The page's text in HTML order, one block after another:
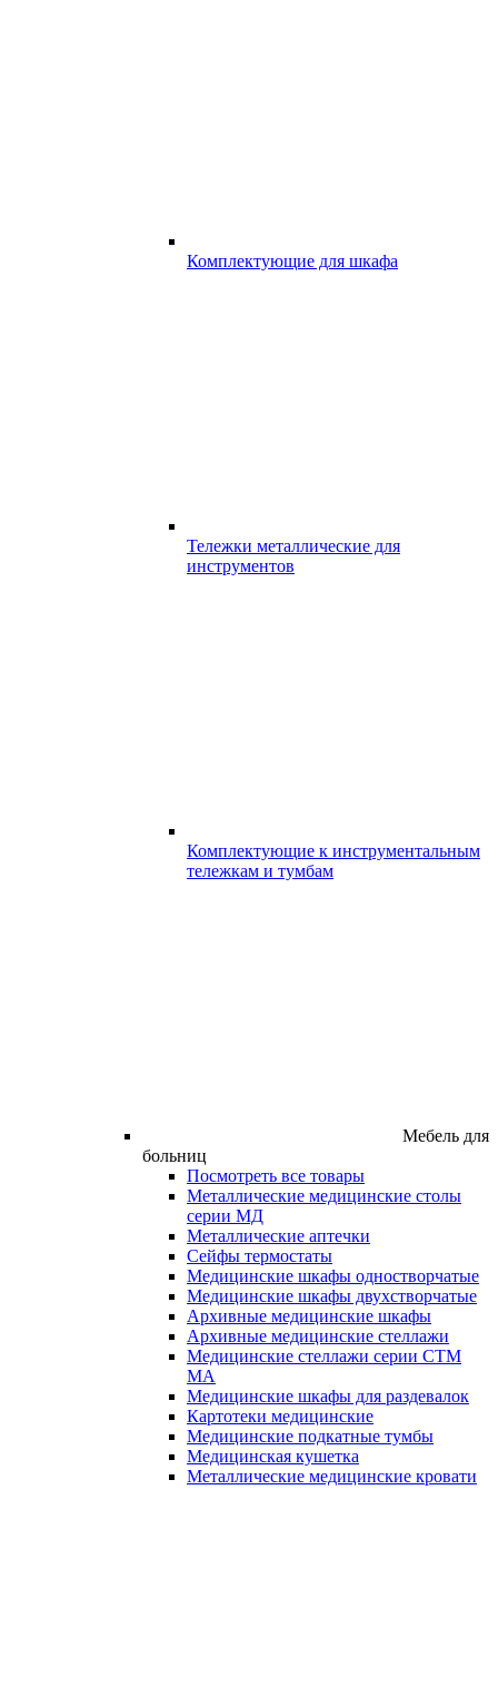
Комплектующие для шкафа
Тележки металлические для
инструментов
Комплектующие к инструментальным
тележкам и тумбам
Мебель для
больниц
Посмотреть все товары
Металлические медицинские столы
серии МД
Металлические аптечки
Сейфы термостаты
Медицинские шкафы одностворчатые
Медицинские шкафы двухстворчатые
Архивные медицинские шкафы
Архивные медицинские стеллажи
Медицинские стеллажи серии СТМ
МА
Медицинские шкафы для раздевалок
Картотеки медицинские
Медицинские подкатные тумбы
Медицинская кушетка
Металлические медицинские кровати